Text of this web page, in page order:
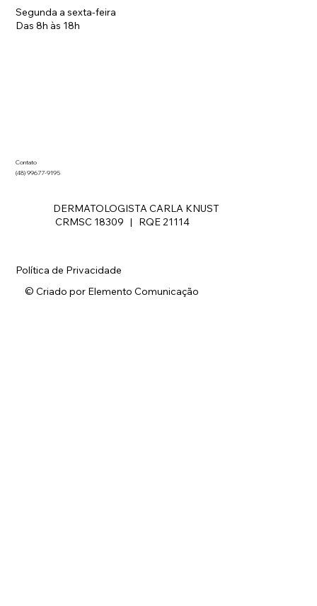
Política de Privacidade
© Criado por Elemento Comunicação
Segunda a sexta-feira
Das 8h às 18h
Contato
(48) 99677-9195
DERMATOLOGISTA CARLA KNUST
CRMSC 18309 | RQE 21114